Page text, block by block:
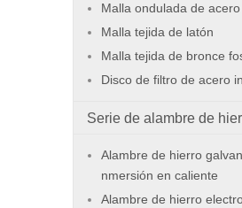
Malla ondulada de
Malla tejida de latón
Malla tejida de bronce
Disco de filtro de acero
Serie de alambre de
Alambre de hierro
nmersión en caliente
Alambre de hierro